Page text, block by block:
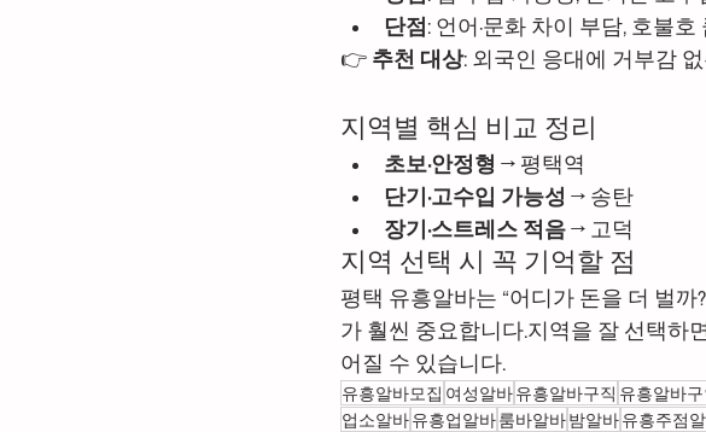
단점 : 언어·문화 차이 부담, 호불호
👉 추천 대상: 외국인 응대에 거부감
지역별 핵심 비교 정리
초보·안정형 → 평택역
단기·고수입 가능성 → 송탄
장기·스트레스 적음 → 고덕
지역 선택 시 꼭 기억할 점
평택 유흥알바는 “어디가 돈을 더 벌
가 훨씬 중요합니다.지역을 잘 선택하
어질 수 있습니다.
유흥알바모집 여성알바유흥알바구직 유흥알바
업소알바유흥업알바룸바알바밤알바유흥주점